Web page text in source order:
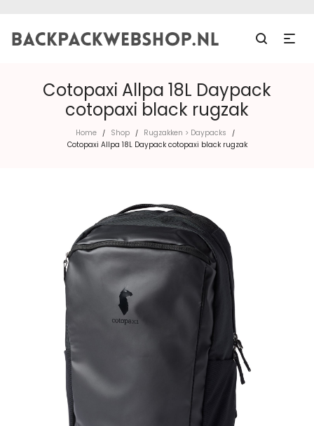
Cotopaxi Allpa 18L Daypack
cotopaxi black rugzak
Home / Shop / Rugzakken > Daypacks /
Cotopaxi Allpa 18L Daypack cotopaxi black rugzak